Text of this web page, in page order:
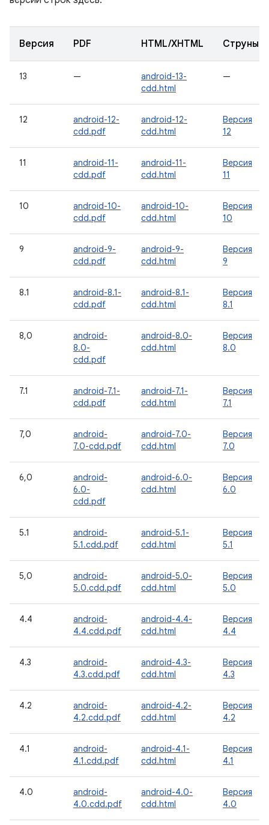
Версия PDF HTML/XHTML Струны
13 —
android-13-
cdd.html
—
12
android-12-
cdd.pdf
android-12-
cdd.html
Версия
12
11
android-11-
cdd.pdf
android-11-
cdd.html
Версия
11
10
android-10-
cdd.pdf
android-10-
cdd.html
Версия
10
9
android-9-
cdd.pdf
android-9-
cdd.html
Версия
9
8.1
android-8.1-
cdd.pdf
android-8.1-
cdd.html
Версия
8.1
8,0
android-
8.0-
cdd.pdf
android-8.0-
cdd.html
Версия
8.0
7.1
android-7.1-
cdd.pdf
android-7.1-
cdd.html
Версия
7.1
7,0
android-
7.0-cdd.pdf
android-7.0-
cdd.html
Версия
7.0
6,0
android-
6.0-
cdd.pdf
android-6.0-
cdd.html
Версия
6.0
5.1
android-
5.1.cdd.pdf
android-5.1-
cdd.html
Версия
5.1
5,0
android-
5.0.cdd.pdf
android-5.0-
cdd.html
Версия
5.0
4.4
android-
4.4.cdd.pdf
android-4.4-
cdd.html
Версия
4.4
4.3
android-
4.3.cdd.pdf
android-4.3-
cdd.html
Версия
4.3
4.2
android-
4.2.cdd.pdf
android-4.2-
cdd.html
Версия
4.2
4.1
android-
4.1.cdd.pdf
android-4.1-
cdd.html
Версия
4.1
4.0
android-
4.0.cdd.pdf
android-4.0-
cdd.html
Версия
4.0